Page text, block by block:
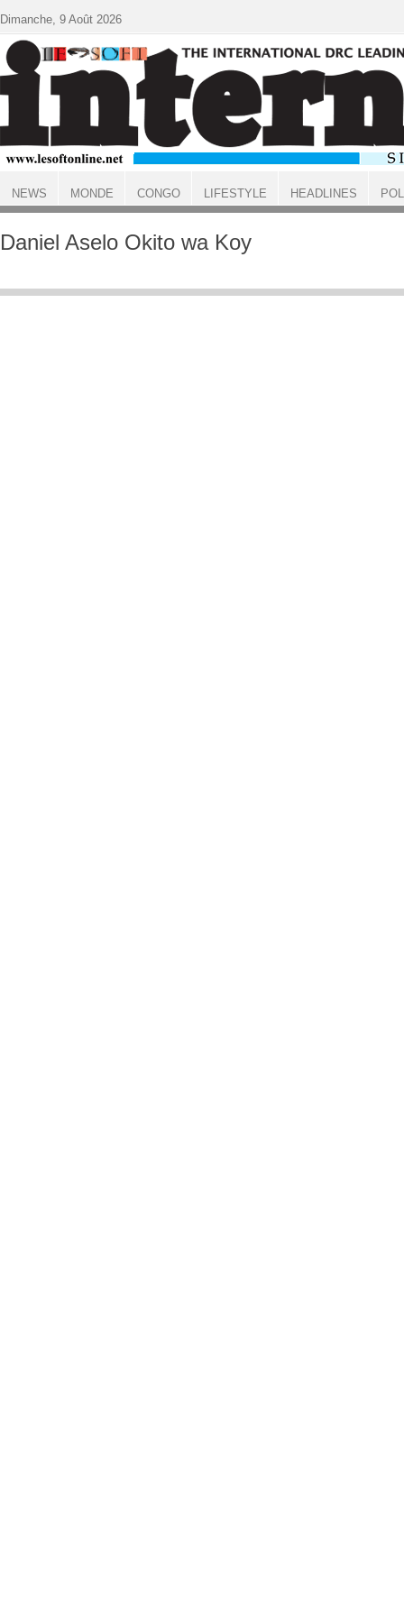
ACCUEIL
Daniel Aselo Okito wa Koy
Dimanche, 9 Août 2026
NEWS MONDE CONGO LIFESTYLE HEADLINES